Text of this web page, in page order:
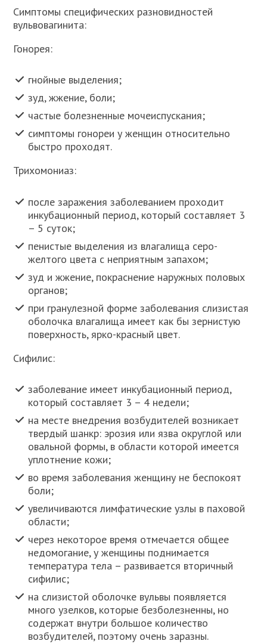
Симптомы специфических разновидностей
вульвовагинита:
Гонорея:
гнойные выделения;
зуд, жжение, боли;
частые болезненные мочеиспускания;
симптомы гонореи у женщин относительно
быстро проходят.
Трихомониаз:
после заражения заболеванием проходит
инкубационный период, который составляет 3
– 5 суток;
пенистые выделения из влагалища серо-
желтого цвета с неприятным запахом;
зуд и жжение, покраснение наружных половых
органов;
при гранулезной форме заболевания слизистая
оболочка влагалища имеет как бы зернистую
поверхность, ярко-красный цвет.
Сифилис:
заболевание имеет инкубационный период,
который составляет 3 – 4 недели;
на месте внедрения возбудителей возникает
твердый шанкр: эрозия или язва округлой или
овальной формы, в области которой имеется
уплотнение кожи;
во время заболевания женщину не беспокоят
боли;
увеличиваются лимфатические узлы в паховой
области;
через некоторое время отмечается общее
недомогание, у женщины поднимается
температура тела – развивается вторичный
сифилис;
на слизистой оболочке вульвы появляется
много узелков, которые безболезненны, но
содержат внутри большое количество
возбудителей, поэтому очень заразны.